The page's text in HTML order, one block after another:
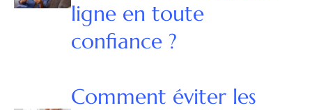
ligne en toute
confiance ?
Comment éviter les